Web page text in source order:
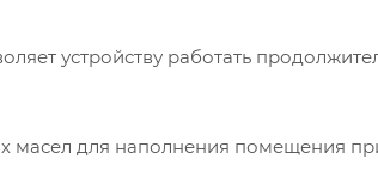
устройству работать
масел для наполнения помещения